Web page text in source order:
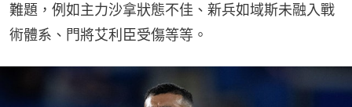
難題，例如主力沙拿狀態不佳、新兵如域斯未融入戰
術體系、門將艾利臣受傷等等。